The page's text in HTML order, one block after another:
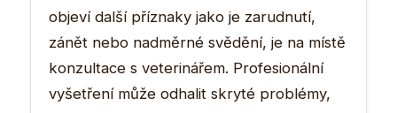
objeví další příznaky jako je zarudnutí,
zánět nebo nadměrné svědění, je na místě
konzultace s veterinářem. Profesionální
vyšetření může odhalit skryté problémy,